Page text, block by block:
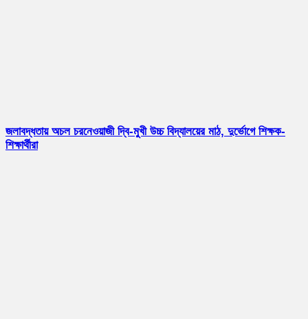
জলাবদ্ধতায় অচল চরনেওয়াজী দ্বি-মুখী উচ্চ বিদ্যালয়ের মাঠ, দুর্ভোগে শিক্ষক-
শিক্ষার্থীরা